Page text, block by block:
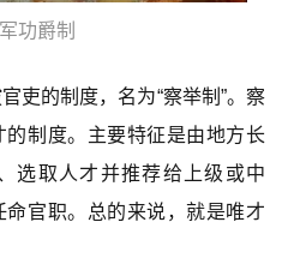
军功爵制
吏的制度，名为“察举制”。察
制度。主要特征是由地方长
选取人才并推荐给上级或中
官职。总的来说，就是唯才